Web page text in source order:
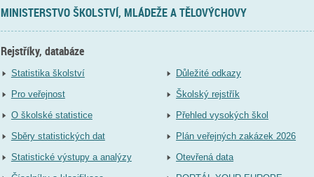
MINISTERSTVO ŠKOLSTVÍ, MLÁDEŽE A TĚLOVÝCHOVY
Rejstříky, databáze
Statistika školství
Pro veřejnost
O školské statistice
Sběry statistických dat
Statistické výstupy a analýzy
Důležité odkazy
Školský rejstřík
Přehled vysokých škol
Plán veřejných zakázek 2026
Otevřená data